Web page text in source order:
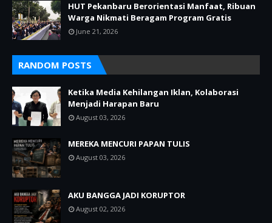
HUT Pekanbaru Berorientasi Manfaat, Ribuan
Warga Nikmati Beragam Program Gratis
June 21, 2026
RANDOM POSTS
Ketika Media Kehilangan Iklan, Kolaborasi
Menjadi Harapan Baru
August 03, 2026
MEREKA MENCURI PAPAN TULIS
August 03, 2026
AKU BANGGA JADI KORUPTOR
August 02, 2026